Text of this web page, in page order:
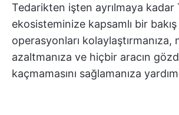
Tedarikten işten ayrılmaya kadar
ekosisteminize kapsamlı bir
operasyonları kolaylaştırmanıza,
azaltmanıza ve hiçbir aracın
kaçmamasını sağlamanıza